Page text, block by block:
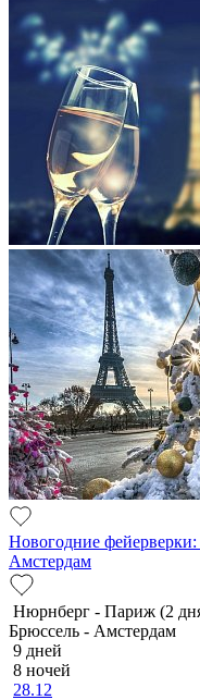
Новогодние
Амстердам
Нюрнберг - Париж (2
Брюссель - Амстердам
9 дней
8 ночей
28.12